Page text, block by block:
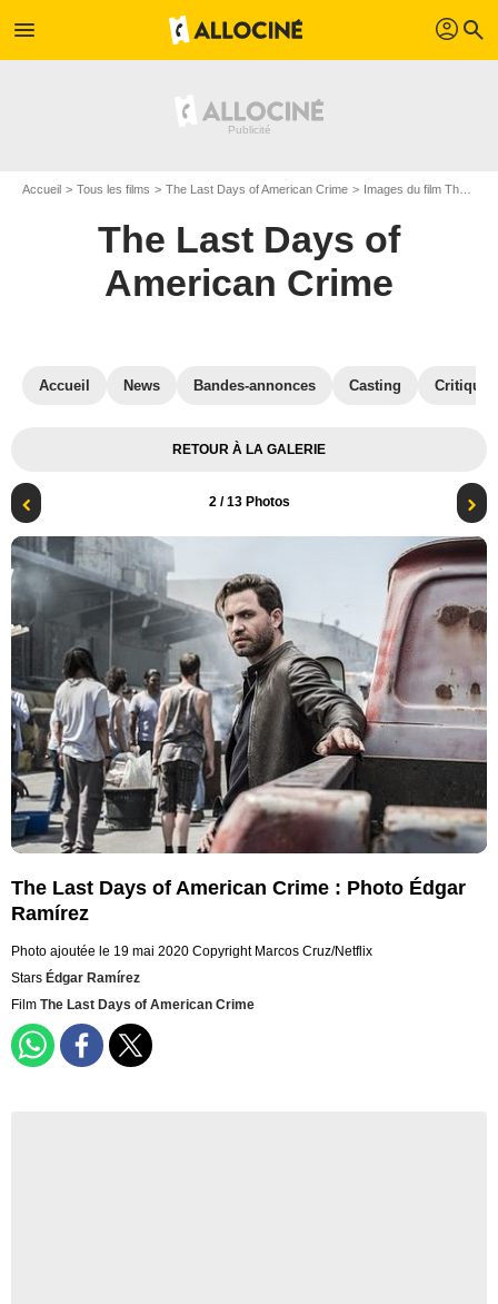
menu profil search
Accueil Tous les films The Last Days of American Crime Images du film The Last Days of American Crime
The Last Days of
American Crime
Accueil News Bandes-annonces Casting
RETOUR À LA GALERIE
2/ 13 Photos
The Last Days of American Crime : Photo Édgar
Ramírez
Photo ajoutée le 19 mai 2020 Copyright Marcos Cruz/Netflix
Stars Édgar Ramírez
Film The Last Days of American Crime